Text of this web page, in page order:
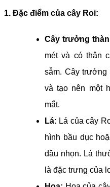
1. Đặc điểm của cây Roi:
Cây trưởng
mét và có thân
sẫm. Cây trưởng
và tạo nên một
mắt.
Lá: Lá của cây
hình bầu dục
đầu nhọn. Lá
là đặc trưng của